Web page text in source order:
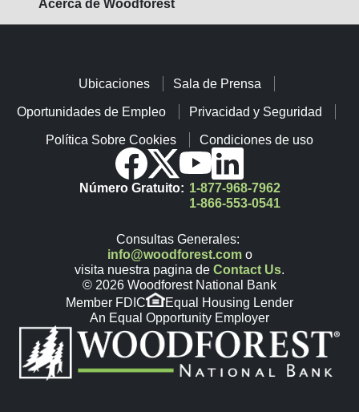
Acerca de Woodforest
Ubicaciones Sala de Prensa
Oportunidades de Empleo Privacidad y Seguridad
Política Sobre Cookies Condiciones de uso
Número Gratuito: 1-877-968-7962
1-866-553-0541
Consultas Generales:
info@woodforest.como
visita nuestra pagina de Contact Us.
© 2026 Woodforest National Bank
Member FDIC
Equal Housing Lender
An Equal Opportunity Employer